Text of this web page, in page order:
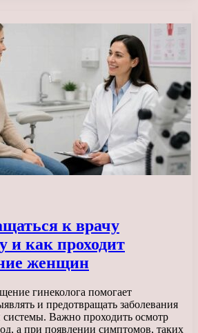
к врачу
и как проходит
женщин
гинеколога помогает
и предотвращать заболевания
системы. Важно проходить осмотр
а при появлении симптомов, таких